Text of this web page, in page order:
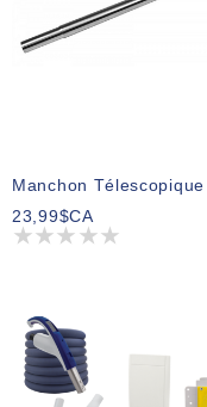
23,99$CA